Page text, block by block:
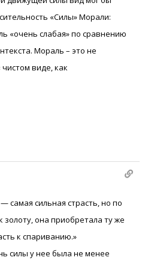
«Силы» Морали:
«очень слабая» по сравнению
Мораль – это не
виде, как
самая сильная страсть, но по
золоту, она приобретала ту же
к спариванию.»
силы у нее была не менее